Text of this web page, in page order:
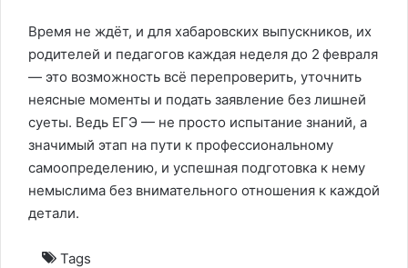
Время не ждёт, и для хабаровских выпускников, их
родителей и педагогов каждая неделя до 2 февраля
— это возможность всё перепроверить, уточнить
неясные моменты и подать заявление без лишней
суеты. Ведь ЕГЭ — не просто испытание знаний, а
значимый этап на пути к профессиональному
самоопределению, и успешная подготовка к нему
немыслима без внимательного отношения к каждой
детали.
Tags